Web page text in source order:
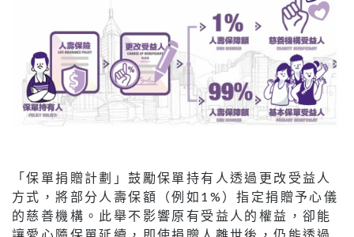
「保單捐贈計劃」鼓勵保單持有人透過更改受益人
方式，將部分人壽保額（例如1%）指定捐贈予心儀
的慈善機構。此舉不影響原有受益人的權益，卻能